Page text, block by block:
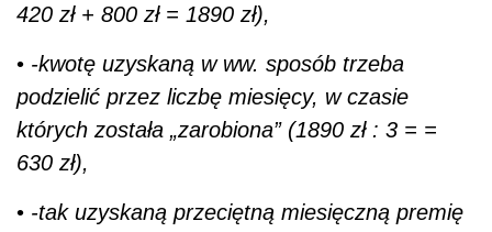
420 zł + 800 zł = 1890 zł),
• -kwotę uzyskaną w ww. sposób trzeba
podzielić przez liczbę miesięcy, w czasie
których została „zarobiona” (1890 zł : 3 = =
630 zł),
• -tak uzyskaną przeciętną miesięczną premię